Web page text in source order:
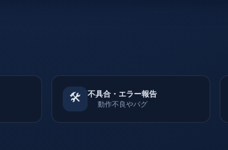
🛠️ 不具合・エラー報告
動作不良やバグ